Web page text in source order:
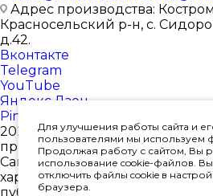
Адрес производства:
Красносельский р-н, с.
д.42.
Вконтакте
Telegram
YouTube
Яндекс.Дзен
Pinterest
2026 © Интернет-магазин
производителя
Сайт носит исключительно
характер, и ни при каких
публичной офертой,
Для улучшения работы сайта и
пользователями мы используем
Продолжая работу с сайтом, Вы
использование cookie-файлов.
отключить файлы cookie в
браузера.